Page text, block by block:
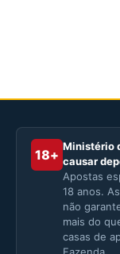
18+
Ministério
causar
Apostas
18 anos.
não
mais do
casas de